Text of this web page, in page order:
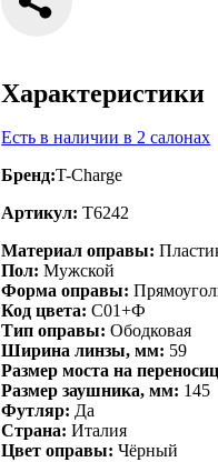
Характеристики
Есть в наличии в 2 салонах
Бренд:T-Charge
Артикул: T6242
Материал оправы:
Пол: Мужской
Форма оправы:
Код цвета: C01+Ф
Тип оправы: Ободковая
Ширина линзы, мм: 59
Размер моста на
Размер заушника, мм: 145
Футляр: Да
Страна: Италия
Цвет оправы: Чёрный